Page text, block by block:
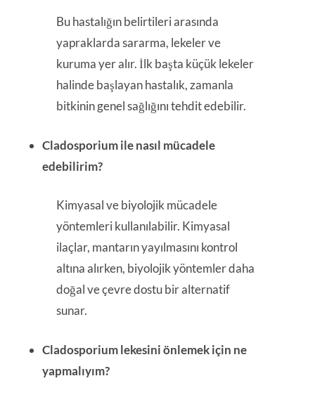
Bu hastalığın belirtileri arasında
yapraklarda sararma, lekeler ve
kuruma yer alır. İlk başta küçük lekeler
halinde başlayan hastalık, zamanla
bitkinin genel sağlığını tehdit edebilir.
Cladosporium ile nasıl mücadele
edebilirim?
Kimyasal ve biyolojik mücadele
yöntemleri kullanılabilir. Kimyasal
ilaçlar, mantarın yayılmasını kontrol
altına alırken, biyolojik yöntemler daha
doğal ve çevre dostu bir alternatif
sunar.
Cladosporium lekesini önlemek için ne
yapmalıyım?